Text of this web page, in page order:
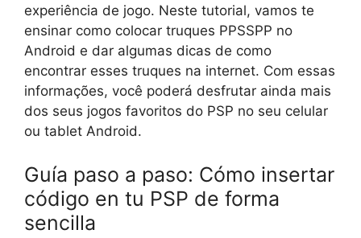
experiência de jogo. Neste tutorial, vamos te
ensinar como colocar truques PPSSPP no
Android e dar algumas dicas de como
encontrar esses truques na internet. Com essas
informações, você poderá desfrutar ainda mais
dos seus jogos favoritos do PSP no seu celular
ou tablet Android.
Guía paso a paso: Cómo insertar
código en tu PSP de forma
sencilla